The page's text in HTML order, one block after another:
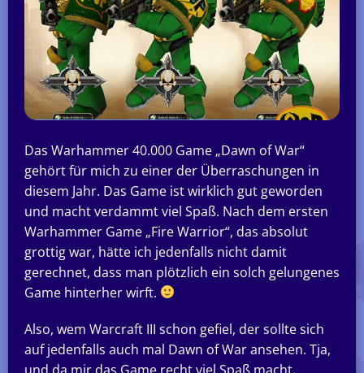
Das Warhammer 40.000 Game „Dawn of War“
gehört für mich zu einer der Überraschungen in
diesem Jahr. Das Game ist wirklich gut geworden
und macht verdammt viel Spaß. Nach dem ersten
Warhammer Game „Fire Warrior“, das absolut
grottig war, hätte ich jedenfalls nicht damit
gerechnet, dass man plötzlich ein solch gelungenes
Game hinterher wirft.
Also, wem Warcraft III schon gefiel, der sollte sich
auf jedenfalls auch mal Dawn of War ansehen. Tja,